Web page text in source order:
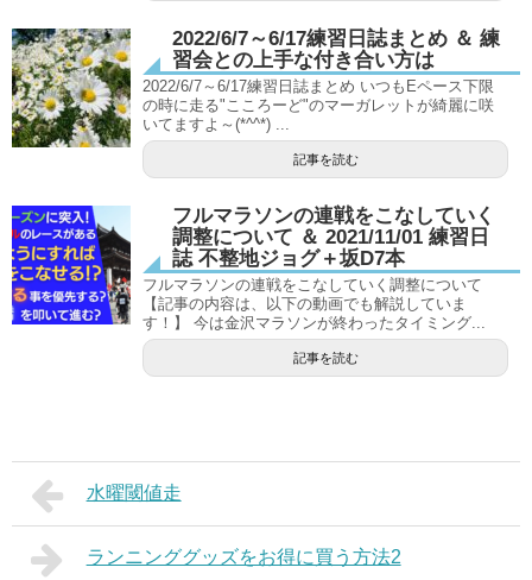
2022/6/7～6/17練習日誌まとめ ＆ 練
習会との上手な付き合い方は
2022/6/7～6/17練習日誌まとめ いつもEペース下限
の時に走る"こころーど"のマーガレットが綺麗に咲
いてますよ～(*^^*) ...
記事を読む
フルマラソンの連戦をこなしていく
調整について ＆ 2021/11/01 練習日
誌 不整地ジョグ＋坂D7本
フルマラソンの連戦をこなしていく調整について
【記事の内容は、以下の動画でも解説していま
す！】 今は金沢マラソンが終わったタイミング...
記事を読む
水曜閾値走
ランニンググッズをお得に買う方法2